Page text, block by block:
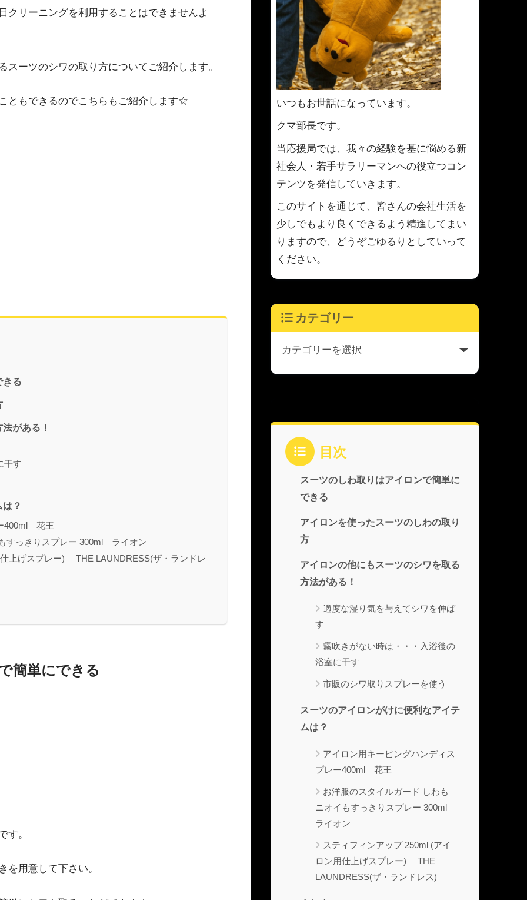
クリーニングを利用することはできませんよ
ーツのシワの取り方についてご紹介します。
ともできるのでこちらもご紹介します☆
きる
がある！
干す
？
400ml 花王
すっきりスプレー 300ml ライオン
上げスプレー) THE LAUNDRESS(ザ・ランドレ
簡単にできる
す。
を用意して下さい。
いつもお世話になっています。
クマ部長です。
当応援局では、我々の経験を基に悩める新
社会人・若手サラリーマンへの役立つコン
テンツを発信していきます。
このサイトを通じて、皆さんの会社生活を
少しでもより良くできるよう精進してまい
りますので、どうぞごゆるりとしていって
ください。
カテゴリー
目次
スーツのしわ取りはアイロンで簡単に
できる
アイロンを使ったスーツのしわの取り
方
アイロンの他にもスーツのシワを取る
方法がある！
適度な湿り気を与えてシワを伸ば
す
霧吹きがない時は・・・入浴後の
浴室に干す
市販のシワ取りスプレーを使う
スーツのアイロンがけに便利なアイテ
ムは？
アイロン用キーピングハンディス
プレー400ml 花王
お洋服のスタイルガード しわも
ニオイもすっきりスプレー 300ml
ライオン
スティフィンアップ 250ml (アイ
ロン用仕上げスプレー) THE
LAUNDRESS(ザ・ランドレス)